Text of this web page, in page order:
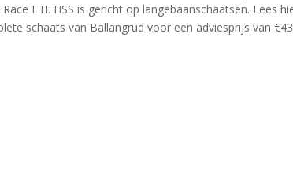
Race L.H. HSS is gericht op langebaanschaatsen. Lees
schaats van Ballangrud voor een adviesprijs van